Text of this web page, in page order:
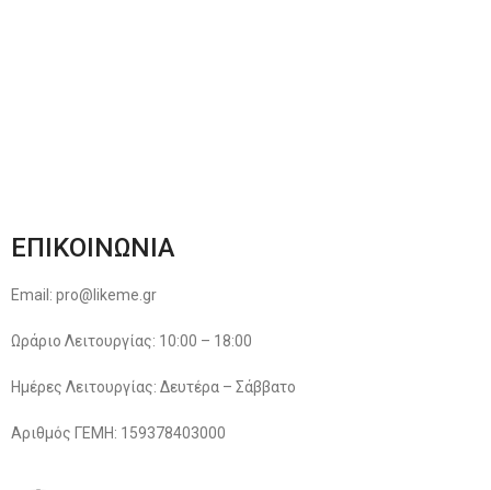
ΕΠΙΚΟΙΝΩΝΙΑ
Email: pro@likeme.gr
Ωράριο Λειτουργίας: 10:00 – 18:00
Ημέρες Λειτουργίας: Δευτέρα – Σάββατο
Αριθμός ΓΕΜΗ: 159378403000